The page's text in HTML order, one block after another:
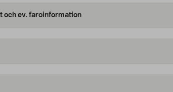
och ev. faroinformation